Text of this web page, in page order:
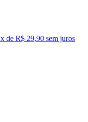
x de R$ 29,90 sem juros